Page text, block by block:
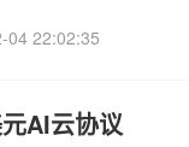
04 22:02:35
AI云协议